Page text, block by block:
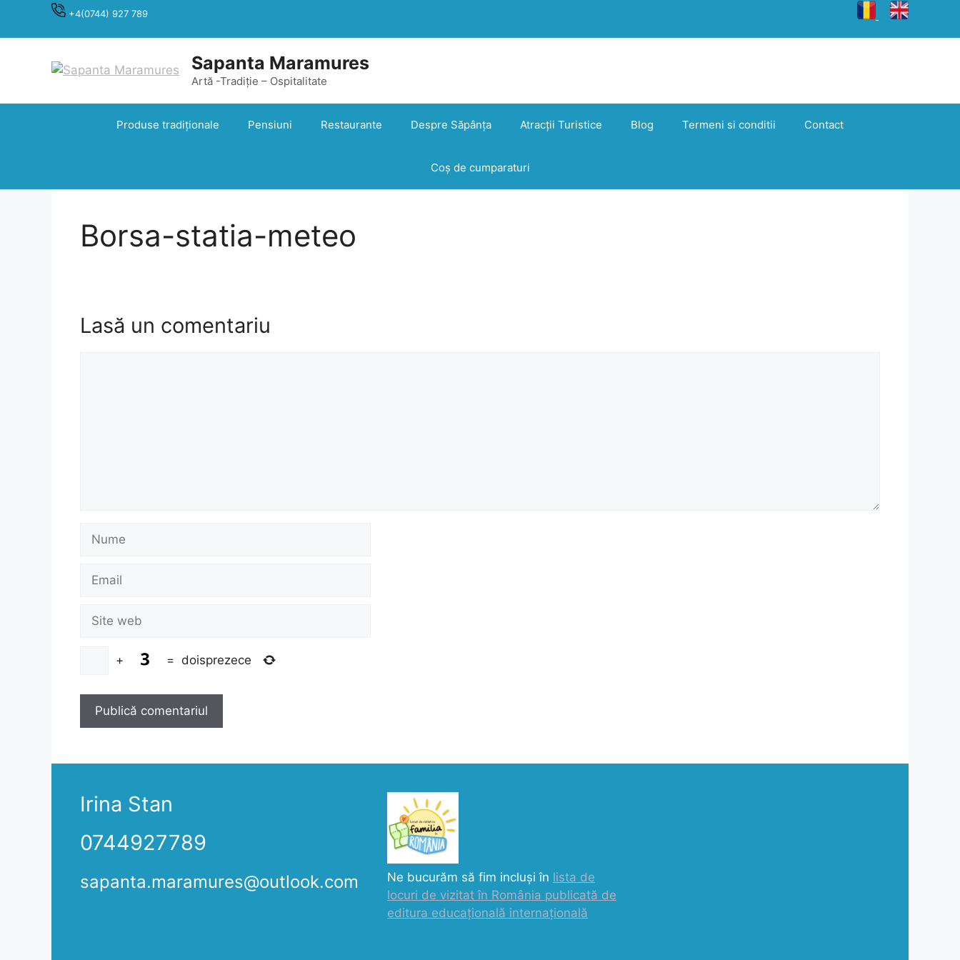
+4(0744) 927 789
Sapanta Maramures
Artă -Tradiție – Ospitalitate
Produse tradiționale Pensiuni Restaurante Despre Săpânța Atracții Turistice Blog Termeni si conditii Contact
Coș de cumparaturi
Borsa-statia-meteo
Lasă un comentariu
Nume
Email
Site
web
+ = doisprezece
Irina Stan
0744927789
sapanta.maramures@outlook.com Ne bucurăm să fim incluși în lista de
locuri de vizitat în România publicată de
editura educațională internațională